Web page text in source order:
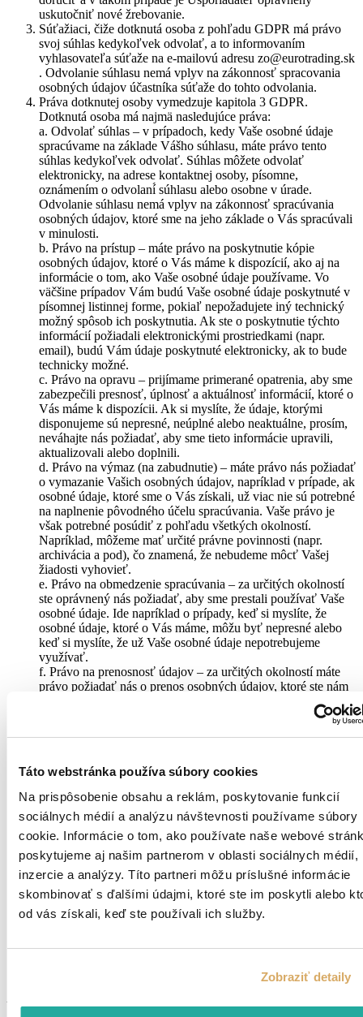
Táto webstránka používa súbory cookies
Na prispôsobenie obsahu a reklám, poskytovanie funkcií
sociálnych médií a analýzu návštevnosti používame súbory
cookie. Informácie o tom, ako používate naše webové
poskytujeme aj našim partnerom v oblasti sociálnych médií,
inzercie a analýzy. Títo partneri môžu príslušné informácie
skombinovať s ďalšími údajmi, ktoré ste im poskytli alebo
od vás získali, keď ste používali ich služby.
Zobraziť detaily
uskutočniť nové žrebovanie.
Súťažiaci, čiže dotknutá osoba z pohľadu GDPR má právo
svoj súhlas kedykoľvek odvolať, a to informovaním
vyhlasovateľa súťaže na e-mailovú adresu zo@eurotrading.sk
. Odvolanie súhlasu nemá vplyv na zákonnosť spracovania
osobných údajov účastníka súťaže do tohto odvolania.
Práva dotknutej osoby vymedzuje kapitola 3 GDPR.
Dotknutá osoba má najmä nasledujúce práva:
a. Odvolať súhlas – v prípadoch, kedy Vaše osobné údaje
spracúvame na základe Vášho súhlasu, máte právo tento
súhlas kedykoľvek odvolať. Súhlas môžete odvolať
elektronicky, na adrese kontaktnej osoby, písomne,
oznámením o odvolaní́ súhlasu alebo osobne v úrade.
Odvolanie súhlasu nemá vplyv na zákonnosť spracúvania
osobných údajov, ktoré sme na jeho základe o Vás spracúvali
v minulosti.
b. Právo na prístup – máte právo na poskytnutie kópie
osobných údajov, ktoré o Vás máme k dispozícií, ako aj na
informácie o tom, ako Vaše osobné údaje používame. Vo
väčšine prípadov Vám budú Vaše osobné údaje poskytnuté v
písomnej listinnej forme, pokiaľ nepožadujete iný technický
možný spôsob ich poskytnutia. Ak ste o poskytnutie týchto
informácií požiadali elektronickými prostriedkami (napr.
email), budú Vám údaje poskytnuté elektronicky, ak to bude
technicky možné.
c. Právo na opravu – prijímame primerané opatrenia, aby sme
zabezpečili presnosť, úplnosť a aktuálnosť informácií, ktoré o
Vás máme k dispozícii. Ak si myslíte, že údaje, ktorými
disponujeme sú nepresné, neúplné alebo neaktuálne, prosím,
neváhajte nás požiadať, aby sme tieto informácie upravili,
aktualizovali alebo doplnili.
d. Právo na výmaz (na zabudnutie) – máte právo nás požiadať
o vymazanie Vašich osobných údajov, napríklad v prípade, ak
osobné údaje, ktoré sme o Vás získali, už viac nie sú potrebné
na naplnenie pôvodného účelu spracúvania. Vaše právo je
však potrebné posúdiť z pohľadu všetkých okolností.
Napríklad, môžeme mať určité právne povinnosti (napr.
archivácia a pod), čo znamená, že nebudeme môcť Vašej
žiadosti vyhovieť.
e. Právo na obmedzenie spracúvania – za určitých okolností
ste oprávnený nás požiadať, aby sme prestali používať Vaše
osobné údaje. Ide napríklad o prípady, keď si myslíte, že
osobné údaje, ktoré o Vás máme, môžu byť nepresné alebo
keď si myslíte, že už Vaše osobné údaje nepotrebujeme
využívať.
f. Právo na prenosnosť údajov – za určitých okolností máte
právo požiadať nás o prenos osobných údajov, ktoré ste nám
poskytli, na inú tretiu stranu podľa Vášho výberu. Právo na
prenosnosť sa však týka len osobných údajov, ktoré sme od
údajov, ktoré je založené na našich legitímnych oprávnených
oprávnený dôvod na spracúvanie a Vy podáte námietku,
nebudeme Vaše osobné údaje ďalej spracúvať.
Máte tiež právo podať sťažnosť dozornému orgánu (Úrad na
ochranu osobných údajov Slovenskej republiky, Hraničná 12,
820 07 Bratislava 27, Tel: 02/ 32 31 3214, E-mail:
statny.dozor@pdp.gov.sk)
Ak sa osobné údaje spracúvajú na základe písomného
súhlasu, dotknutá osoba má právo kedykoľvek odvolať svoj
súhlas. Odvolanie súhlasu nemá vplyv na zákonnosť
Pre informácie ohľadom ochrany osobných údajov, ako aj
VIII. Záverečné ustanovenia